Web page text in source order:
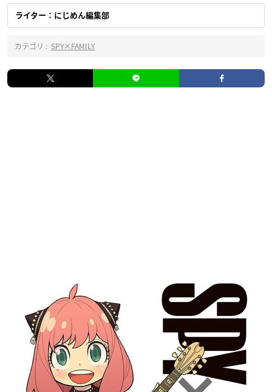
ライター：にじめん編集部
カテゴリ : SPY×FAMILY